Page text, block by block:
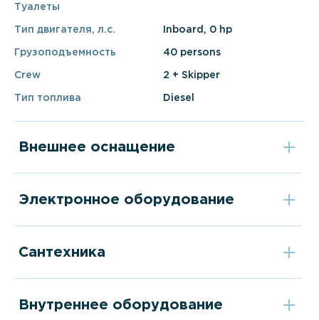
Туалеты
Тип двигателя, л.с. Inboard, 0 hp
Грузоподъемность 40 persons
Crew 2 + Skipper
Тип топлива Diesel
Внешнее оснащение
Электронное оборудование
Сантехника
Внутреннее оборудование